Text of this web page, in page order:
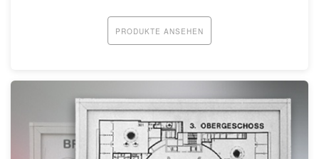
PRODUKTE ANSEHEN